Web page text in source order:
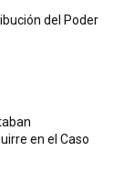
del Poder
en el Caso